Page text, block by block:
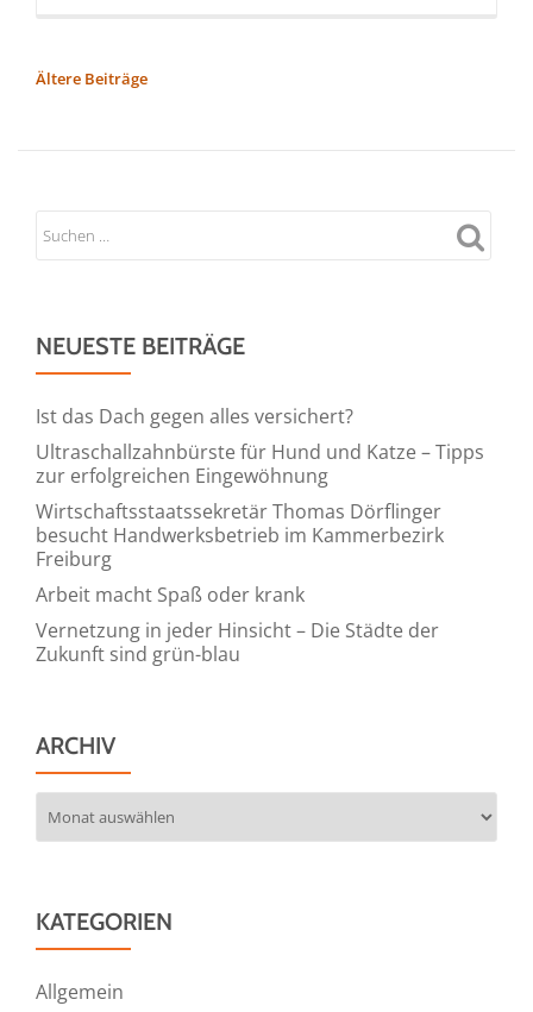
Kurtz,
und
Plander
jetzt
bei
Koehler
erhältlich
BEITRAGSNAVIGATION
Ältere Beiträge
NEUESTE BEITRÄGE
Ist das Dach gegen alles versichert?
Ultraschallzahnbürste für Hund und Katze – Tipps
zur erfolgreichen Eingewöhnung
Wirtschaftsstaatssekretär Thomas Dörflinger
besucht Handwerksbetrieb im Kammerbezirk
Freiburg
Arbeit macht Spaß oder krank
Vernetzung in jeder Hinsicht – Die Städte der
Zukunft sind grün-blau
ARCHIV
KATEGORIEN
Allgemein